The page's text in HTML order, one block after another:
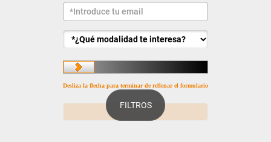
FILTROS
Desliza la flecha para terminar de rellenar el formulario